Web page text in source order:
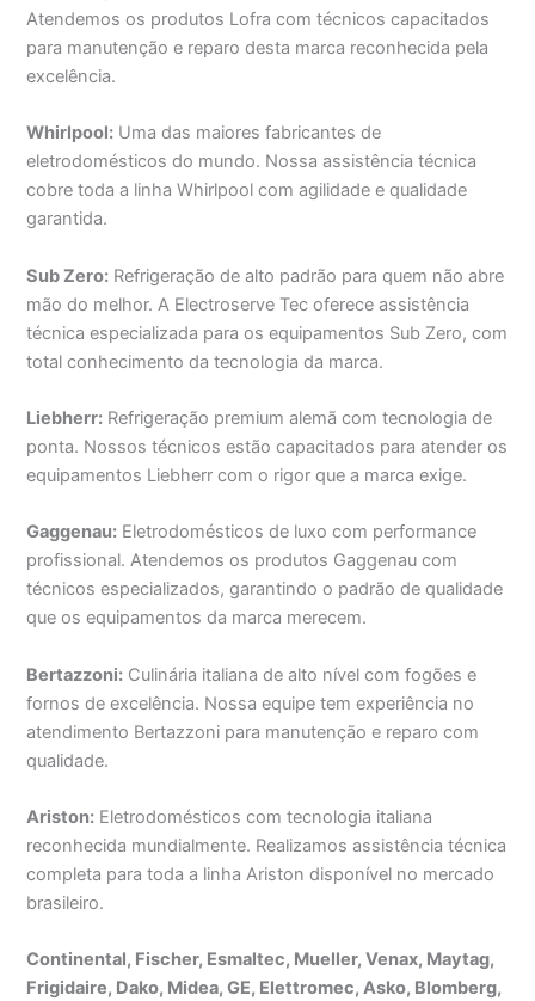
Atendemos os produtos Lofra com técnicos capacitados
para manutenção e reparo desta marca reconhecida pela
excelência.
Whirlpool: Uma das maiores fabricantes de
eletrodomésticos do mundo. Nossa assistência técnica
cobre toda a linha Whirlpool com agilidade e qualidade
garantida.
Sub Zero: Refrigeração de alto padrão para quem não abre
mão do melhor. A Electroserve Tec oferece assistência
técnica especializada para os equipamentos Sub Zero, com
total conhecimento da tecnologia da marca.
Liebherr: Refrigeração premium alemã com tecnologia de
ponta. Nossos técnicos estão capacitados para atender os
equipamentos Liebherr com o rigor que a marca exige.
Gaggenau: Eletrodomésticos de luxo com performance
profissional. Atendemos os produtos Gaggenau com
técnicos especializados, garantindo o padrão de qualidade
que os equipamentos da marca merecem.
Bertazzoni: Culinária italiana de alto nível com fogões e
fornos de excelência. Nossa equipe tem experiência no
atendimento Bertazzoni para manutenção e reparo com
qualidade.
Ariston: Eletrodomésticos com tecnologia italiana
reconhecida mundialmente. Realizamos assistência técnica
completa para toda a linha Ariston disponível no mercado
brasileiro.
Continental, Fischer, Esmaltec, Mueller, Venax, Maytag,
Frigidaire, Dako, Midea, GE, Elettromec, Asko, Blomberg,